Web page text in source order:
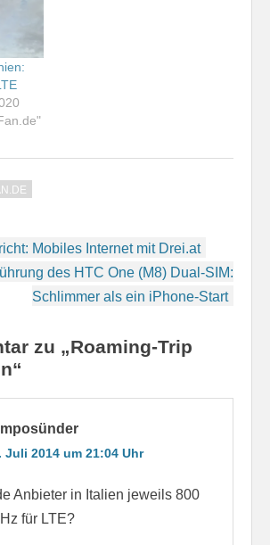
Mobiles Internet mit Drei.at
des HTC One (M8) Dual-SIM:
Schlimmer als ein iPhone-Start
zu „Roaming-Trip
Juli 2014 um 21:04 Uhr
Anbieter in Italien jeweils 800
für LTE?